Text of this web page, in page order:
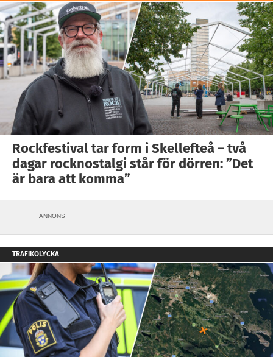
Rockfestival tar form i Skellefteå – två
dagar rocknostalgi står för dörren: ”Det
är bara att komma”
ANNONS
TRAFIKOLYCKA